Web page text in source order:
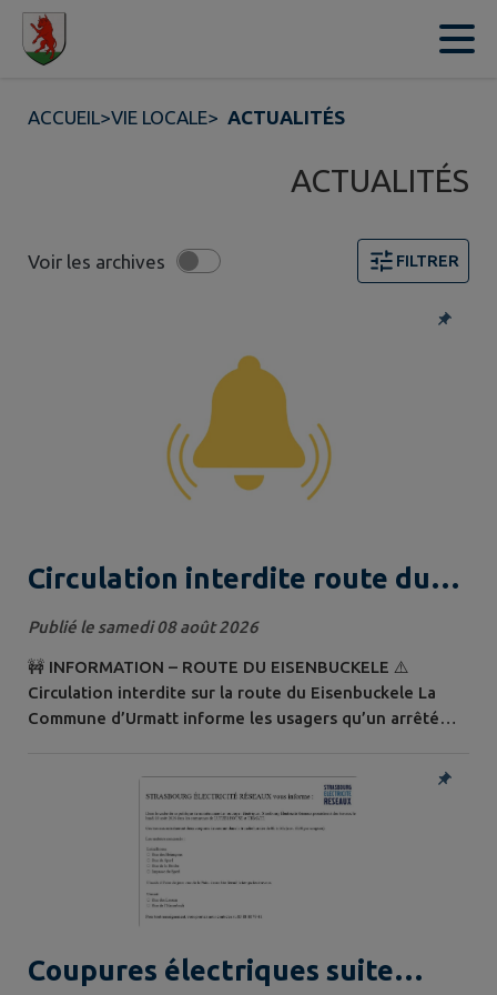
Contenu
ACCUEIL>VIE LOCALE> ACTUALITÉS
ACTUALITÉS
Voir les archives FILTRER
Circulation interdite route du
Eisenbuckele
Publié le samedi 08 août 2026
🚧 INFORMATION – ROUTE DU EISENBUCKELE ⚠️
Circulation interdite sur la route du Eisenbuckele La
Commune d’Urmatt informe les usagers qu’un arrêté
moteur dans les deux sens sur la route du Eisenbuckele
: 📍 à partir de son intersection avec la D392 jusqu’au
n°36A de la rue du Sperl à Lutzelhouse. Cette mesure a
été prise en raison du...
Coupures électriques suite